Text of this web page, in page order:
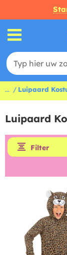
... Luipaard
Luipaard
Filter